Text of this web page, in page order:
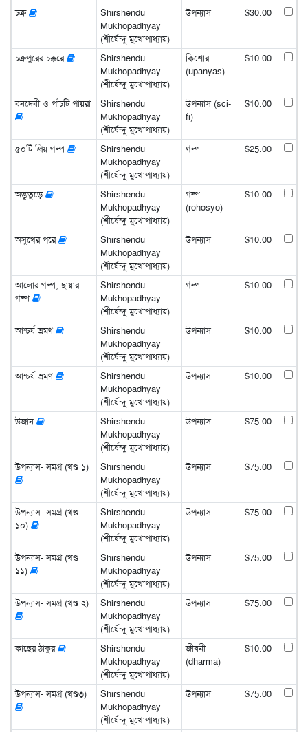
চক্র
Shirshendu
Mukhopadhyay
(শীর্ষেন্দু মুখোপাধ্যায়)
উপন্যাস $30.00
চক্রপুরের চক্করে
Shirshendu
Mukhopadhyay
(শীর্ষেন্দু মুখোপাধ্যায়)
কিশোর
(upanyas)
$10.00
বনদেবী ও পাঁচটি পায়রা
Shirshendu
Mukhopadhyay
(শীর্ষেন্দু মুখোপাধ্যায়)
উপন্যাস (sci-
fi)
$10.00
৫০টি প্রিয় গল্প
Shirshendu
Mukhopadhyay
(শীর্ষেন্দু মুখোপাধ্যায়)
গল্প $25.00
অদ্ভুতুড়ে
Shirshendu
Mukhopadhyay
(শীর্ষেন্দু মুখোপাধ্যায়)
গল্প
(rohosyo)
$10.00
অসুখের পরে
Shirshendu
Mukhopadhyay
(শীর্ষেন্দু মুখোপাধ্যায়)
উপন্যাস $10.00
আলোর গল্প, ছায়ার
গল্প
Shirshendu
Mukhopadhyay
(শীর্ষেন্দু মুখোপাধ্যায়)
গল্প $10.00
আশ্চর্য ভ্রমণ
Shirshendu
Mukhopadhyay
(শীর্ষেন্দু মুখোপাধ্যায়)
উপন্যাস $10.00
আশ্চর্য ভ্রমণ
Shirshendu
Mukhopadhyay
(শীর্ষেন্দু মুখোপাধ্যায়)
উপন্যাস $10.00
উজান
Shirshendu
Mukhopadhyay
(শীর্ষেন্দু মুখোপাধ্যায়)
উপন্যাস $75.00
উপন্যাস- সমগ্র (খণ্ড ১)
Shirshendu
Mukhopadhyay
(শীর্ষেন্দু মুখোপাধ্যায়)
উপন্যাস $75.00
উপন্যাস- সমগ্র (খণ্ড
১০)
Shirshendu
Mukhopadhyay
(শীর্ষেন্দু মুখোপাধ্যায়)
উপন্যাস $75.00
উপন্যাস- সমগ্র (খণ্ড
১১)
Shirshendu
Mukhopadhyay
(শীর্ষেন্দু মুখোপাধ্যায়)
উপন্যাস $75.00
উপন্যাস- সমগ্র (খণ্ড ২)
Shirshendu
Mukhopadhyay
(শীর্ষেন্দু মুখোপাধ্যায়)
উপন্যাস $75.00
কাছের ঠাকুর
Shirshendu
Mukhopadhyay
(শীর্ষেন্দু মুখোপাধ্যায়)
জীবনী
(dharma)
$10.00
উপন্যাস- সমগ্র (খণ্ড৩)
Shirshendu
Mukhopadhyay
(শীর্ষেন্দু মুখোপাধ্যায়)
উপন্যাস $75.00